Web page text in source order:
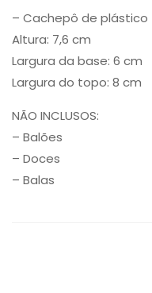
– Cachepô de plástico
Altura: 7,6 cm
Largura da base: 6 cm
Largura do topo: 8 cm
NÃO INCLUSOS:
– Balões
– Doces
– Balas